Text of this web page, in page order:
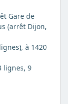
Gare de
(arrêt Dijon,
à 1420
lignes, 9